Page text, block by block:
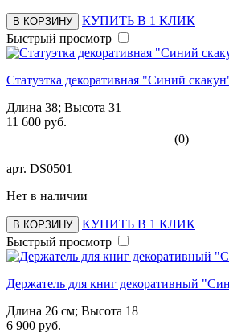
В КОРЗИНУ
КУПИТЬ В 1 КЛИК
Быстрый просмотр
Статуэтка декоративная "Синий
Длина 38; Высота 31
11 600 руб.
(0)
арт. DS0501
Нет в наличии
В КОРЗИНУ
КУПИТЬ В 1 КЛИК
Быстрый просмотр
Держатель для книг декоративный
Длина 26 см; Высота 18
6 900 руб.